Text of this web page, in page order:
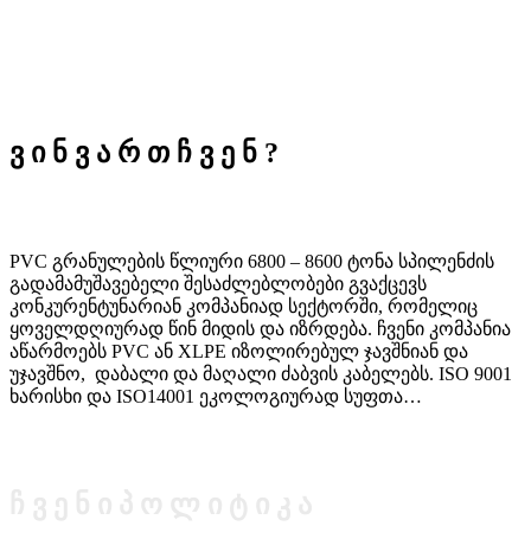
ვ ი ნ ვ ა რ თ ჩ ვ ე ნ ?
PVC გრანულების წლიური 6800 – 8600 ტონა სპილენძის
გადამამუშავებელი შესაძლებლობები გვაქცევს
კონკურენტუნარიან კომპანიად სექტორში, რომელიც
ყოველდღიურად წინ მიდის და იზრდება. ჩვენი კომპანია
აწარმოებს PVC ან XLPE იზოლირებულ ჯავშნიან და
უჯავშნო, დაბალი და მაღალი ძაბვის კაბელებს. ISO 9001
ხარისხი და ISO14001 ეკოლოგიურად სუფთა…